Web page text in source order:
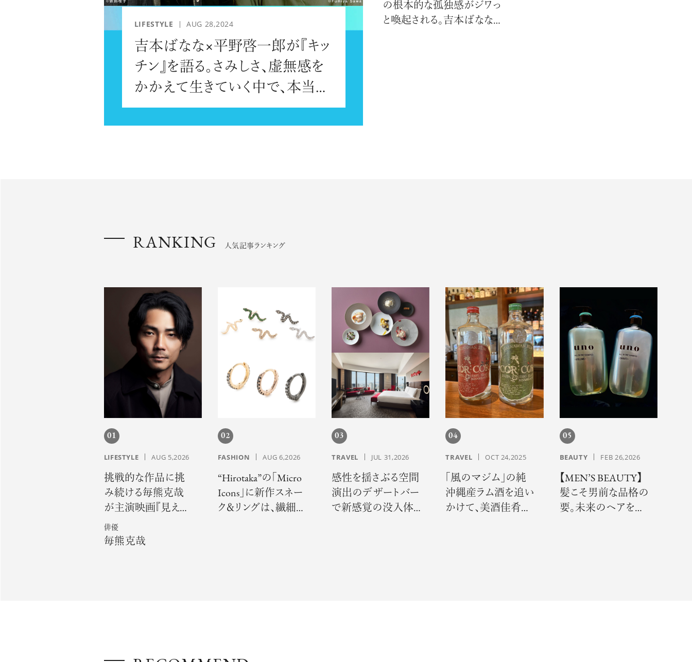
#GOLF #HOTEL
LIFESTYLE AUG 28,2024
吉本ばなな×平野啓一郎が『キッ
チン』を語る。さみしさ、虚無感を
かかえて生きていく中で、本当に
捨てられないものとは？
の根本的な孤独感がジワっ
と喚起される。吉本ばなな著
RANKING 人気記事ランキング
01
LIFESTYLE AUG 5,2026
挑戦的な作品に挑
み続ける毎熊克哉
が主演映画『見えな
い娘 THE
INVISIBLES』で魅せ
俳優
毎熊克哉
02
FASHION AUG 6,2026
“Hirotaka”の「Micro
Icons」に新作スネー
ク＆リングは、繊細だ
03
TRAVEL JUL 31,2026
感性を揺さぶる空間
演出のデザートバー
で新感覚の没入体
04
TRAVEL OCT 24,2025
「風のマジム」の純
沖縄産ラム酒を追い
かけて、美酒佳肴の
05
BEAUTY FEB 26,2026
【MEN’S BEAUTY】
髪こそ男前な品格の
要。未来のヘアを救